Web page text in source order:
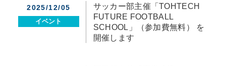
2025/12/05
イベント
サッカー部主催「TOHTECH
FUTURE FOOTBALL
SCHOOL」（参加費無料） を
開催します